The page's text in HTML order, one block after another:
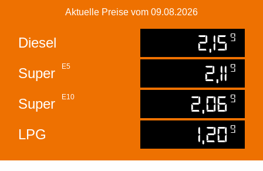
Aktuelle Preise vom 09.08.2026
Diesel 2,15 9
Super E5 2,11 9
Super E10 2,06 9
LPG 1,20 9